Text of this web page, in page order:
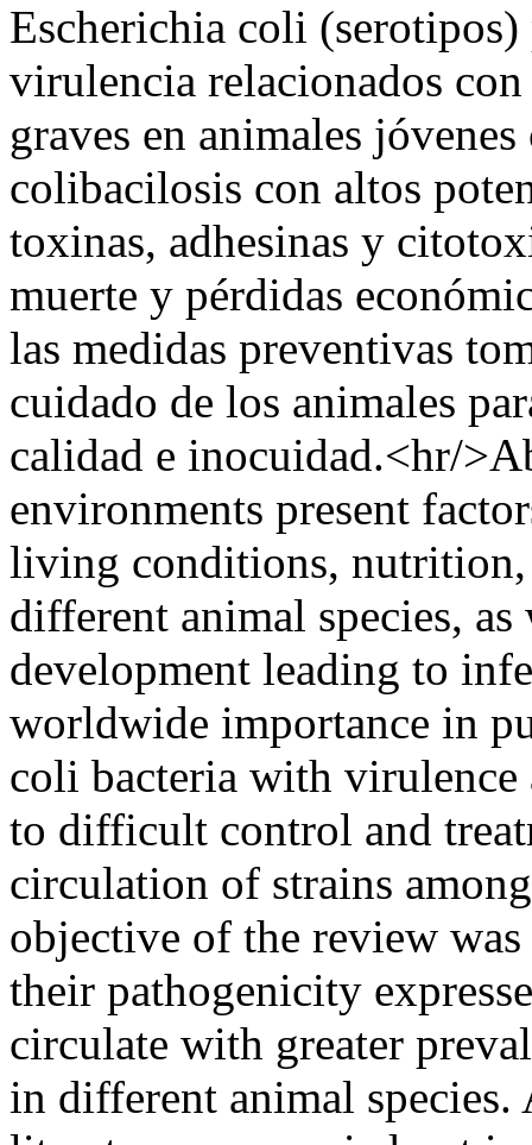
Escherichia coli (serotipos)
virulencia relacionados
graves en animales
colibacilosis con altos
toxinas, adhesinas y
muerte y pérdidas
las medidas preventivas
cuidado de los animales
calidad e inocuidad.<hr/
environments present
living conditions,
different animal species,
development leading to
worldwide importance in
coli bacteria with virulence
to difficult control and
circulation of strains
objective of the review
their pathogenicity
circulate with greater
in different animal